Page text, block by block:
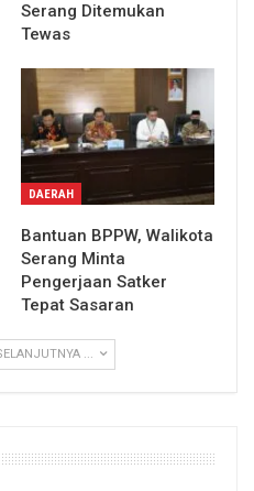
Serang Ditemukan
Tewas
DAERAH
Bantuan BPPW, Walikota
Serang Minta
Pengerjaan Satker
Tepat Sasaran
...